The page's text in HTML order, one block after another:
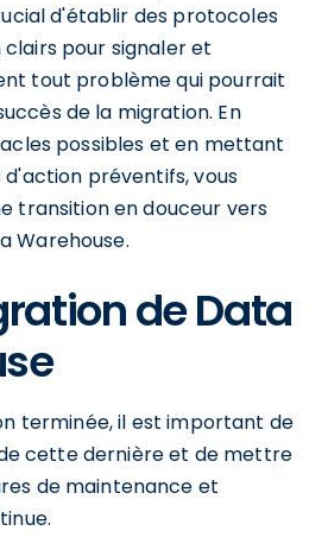
d'établir des protocoles
pour signaler et
tout problème qui pourrait
de la migration. En
possibles et en mettant
préventifs, vous
transition en douceur vers
Warehouse.
de Data
terminée, il est important de
cette dernière et de mettre
de maintenance et